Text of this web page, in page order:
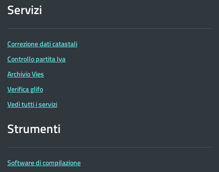
Servizi
Correzione dati catastali
Controllo partita Iva
Archivio Vies
Verifica glifo
Vedi tutti i servizi
Strumenti
Software di compilazione